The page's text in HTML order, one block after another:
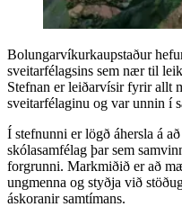
Bolungarvíkurkaupstaður
sveitarfélagsins sem nær til
Stefnan er leiðarvísir fyrir allt
sveitarfélaginu og var unnin í
Í stefnunni er lögð áhersla á
skólasamfélag þar sem
forgrunni. Markmiðið er að
ungmenna og styðja við
áskoranir samtímans.